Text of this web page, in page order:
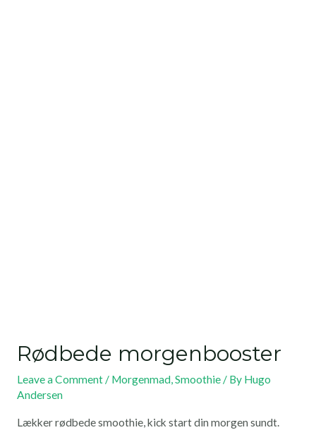
Rødbede morgenbooster
Leave a Comment / Morgenmad,Smoothie/ By Hugo
Andersen
Lækker rødbede smoothie, kick start din morgen sundt.